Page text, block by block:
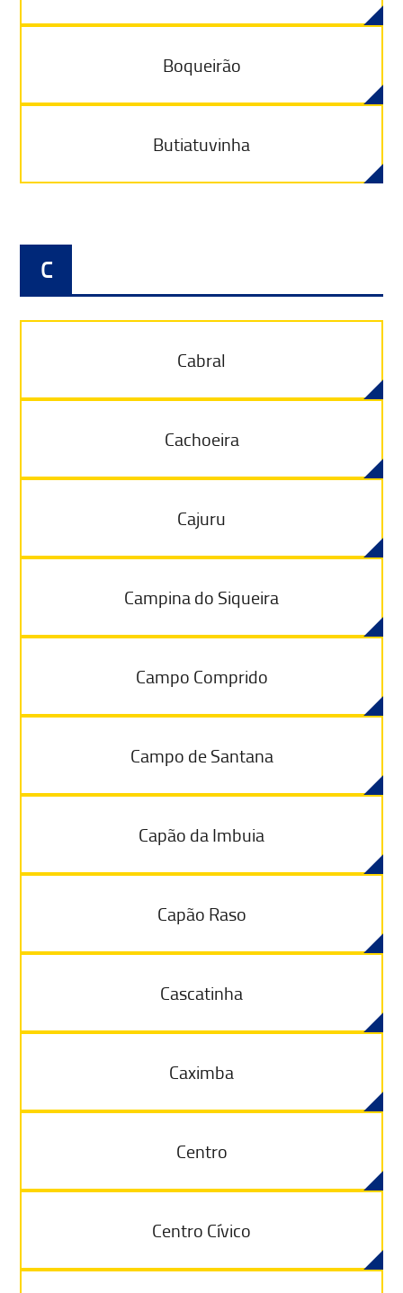
Boqueirão
Butiatuvinha
C
Cabral
Cachoeira
Cajuru
Campina do Siqueira
Campo Comprido
Campo de Santana
Capão da Imbuia
Capão Raso
Cascatinha
Caximba
Centro
Centro Cívico